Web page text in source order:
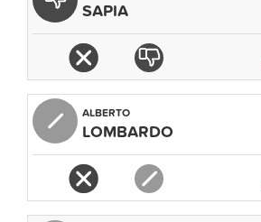
FATTORE
RAINBOW
SAPIA
ALBERTO
LOMBARDO